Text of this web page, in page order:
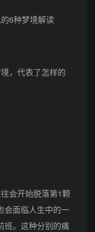
，代表了怎样的
会开始脱落第1颗
会面临人生中的一
班。这种分别的痛